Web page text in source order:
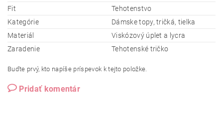
Fit
Tehotenstvo
Kategórie
Dámske topy, tričká, tielka
Materiál
Viskózový úplet a lycra
Zaradenie
Tehotenské tričko
Buďte prvý, kto napíše príspevok k tejto položke.
Pridať komentár